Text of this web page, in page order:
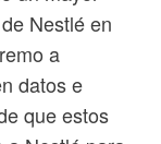
Nestlé en
a
datos e
que estos